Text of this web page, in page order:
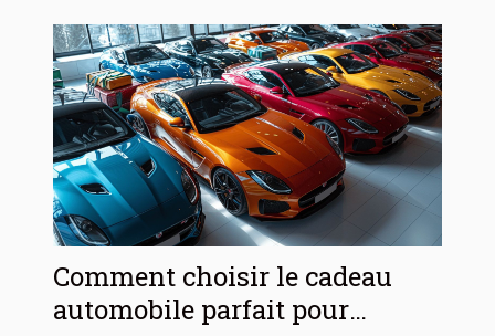
Comment choisir le cadeau
automobile parfait pour